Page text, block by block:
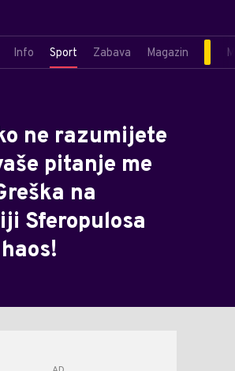
Info Sport Zabava Magazin
ne razumijete
pitanje me
na
Sferopulosa